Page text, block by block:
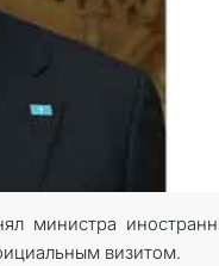
КОНТАКТНЫЕ ДАННЫЕ
министра
визитом.